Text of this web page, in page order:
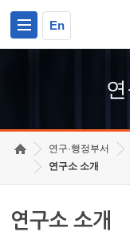
En
연구·행정부서
연구소 소개
연구소 소개